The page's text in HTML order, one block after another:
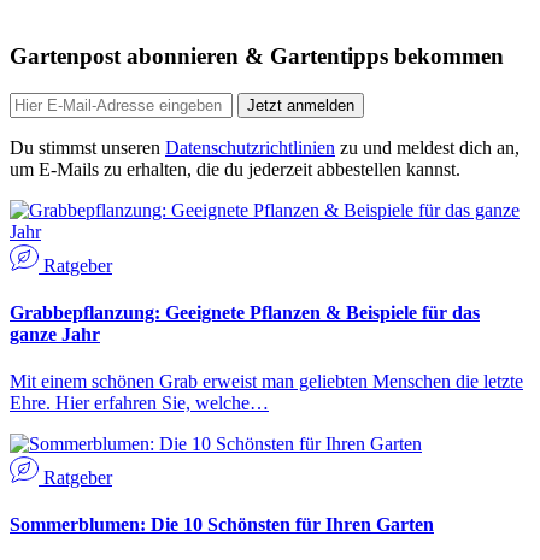
Gartenpost abonnieren & Gartentipps bekommen
Jetzt anmelden
Du stimmst unseren Datenschutzrichtlinien zu und meldest dich an,
um E-Mails zu erhalten, die du jederzeit abbestellen kannst.
Ratgeber
Grabbepflanzung: Geeignete Pflanzen & Beispiele für das
ganze Jahr
Mit einem schönen Grab erweist man geliebten Menschen die letzte
Ehre. Hier erfahren Sie, welche…
Ratgeber
Sommerblumen: Die 10 Schönsten für Ihren Garten